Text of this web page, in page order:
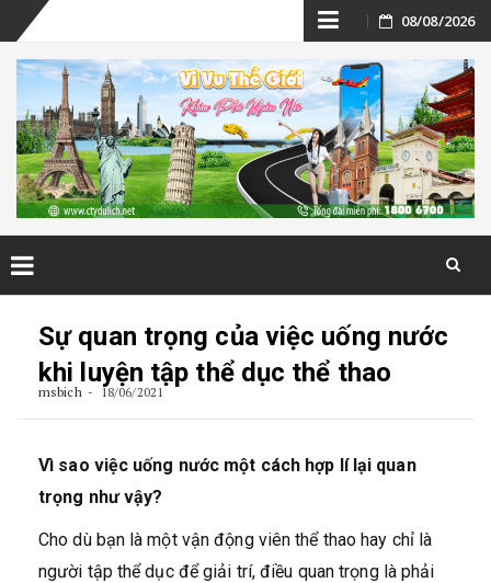
Skip
to
content
08/08/2026
Sự quan trọng của việc uống nước
khi luyện tập thể dục thể thao
msbich 18/06/2021
Vì sao việc uống nước một cách hợp lí lại quan
trọng như vậy?
Cho dù bạn là một vận động viên thể thao hay chỉ là
người tập thể dục để giải trí, điều quan trọng là phải